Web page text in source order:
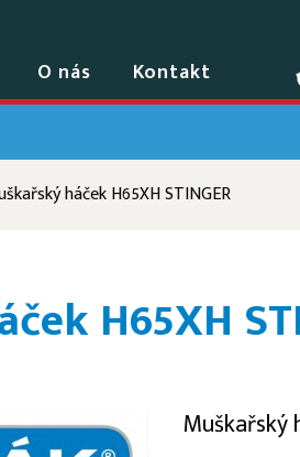
O nás Kontakt
háček H65XH STINGER
H65XH
Muškařský